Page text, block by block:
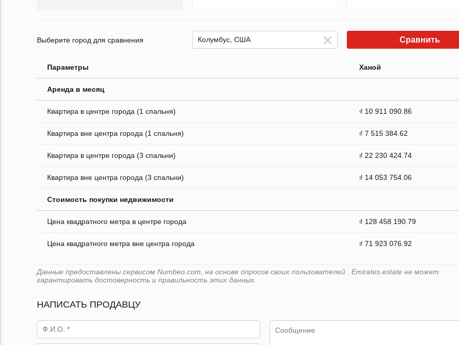
Выберите город для сравнения Сравнить
Параметры Ханой
Аренда в месяц
Квартира в центре города (1 спальня) ₫ 10 911 090.86
Квартира вне центра города (1 спальня) ₫ 7 515 384.62
Квартира в центре города (3 спальни) ₫ 22 230 424.74
Квартира вне центра города (3 спальни) ₫ 14 053 754.06
Стоимость покупки недвижимости
Цена квадратного метра в центре города ₫ 128 458 190.79
Цена квадратного метра вне центра города ₫ 71 923 076.92
Данные предоставлены сервисом Numbeo.com, на основе опросов своих пользователей . Emirates.estate не может
гарантировать достоверность и правильность этих данных.
НАПИСАТЬ ПРОДАВЦУ